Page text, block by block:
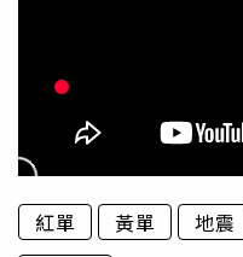
紅單 黃單 地震